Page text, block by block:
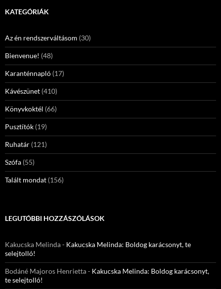
KATEGÓRIÁK
Az én rendszerváltásom (30)
Bienvenue! (48)
Karanténnapló (17)
Kávészünet (410)
Könyvkoktél (66)
Pusztítók (19)
Ruhatár (121)
Szófa (55)
Talált mondat (156)
LEGUTÓBBI HOZZÁSZÓLÁSOK
Kakucska Melinda- Kakucska Melinda: Boldog karácsonyt, te
selejtolló!
Bodáné Majoros Henrietta- Kakucska Melinda: Boldog karácsonyt,
te selejtolló!